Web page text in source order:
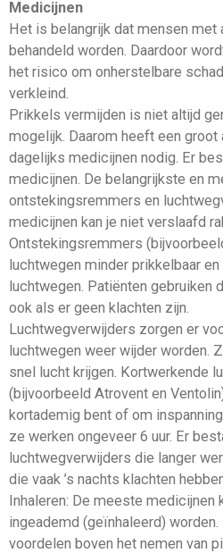
Medicijnen
Het is belangrijk dat mensen
behandeld worden. Daardoor
het risico om onherstelbare
verkleind.
Prikkels vermijden is niet altijd
mogelijk. Daarom heeft een groot
dagelijks medicijnen nodig. Er
medicijnen. De belangrijkste en
ontstekingsremmers en
medicijnen kan je niet verslaafd
Ontstekingsremmers
luchtwegen minder prikkelbaar
luchtwegen. Patiënten gebruiken
ook als er geen klachten zijn.
Luchtwegverwijders zorgen er
luchtwegen weer wijder worden.
snel lucht krijgen. Kortwerkende
(bijvoorbeeld Atrovent en
kortademig bent of om
ze werken ongeveer 6 uur. Er
luchtwegverwijders die langer
die vaak ’s nachts klachten
Inhaleren: De meeste medicijnen
ingeademd (geïnhaleerd)
voordelen boven het nemen van